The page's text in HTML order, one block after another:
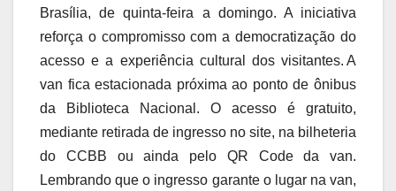
Brasília, de quinta-feira a domingo. A iniciativa
reforça o compromisso com a democratização do
acesso e a experiência cultural dos visitantes. A
van fica estacionada próxima ao ponto de ônibus
da Biblioteca Nacional. O acesso é gratuito,
mediante retirada de ingresso no site, na bilheteria
do CCBB ou ainda pelo QR Code da van.
Lembrando que o ingresso garante o lugar na van,